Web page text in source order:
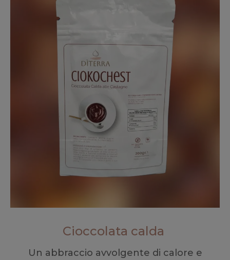
Cioccolata calda
Un abbraccio avvolgente di calore e